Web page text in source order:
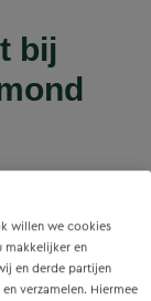
willen we cookies
makkelijker en
en derde partijen
verzamelen. Hiermee
bij
voor
in